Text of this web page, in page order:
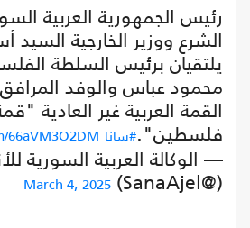
رئيس الجمهورية العربية
الشرع ووزير الخارجية السيد
يلتقيان برئيس السلطة
محمود عباس والوفد
القمة العربية غير العادية
فلسطين".#سانا
— الوكالة العربية السورية
(@SanaAjel)
March 4, 2025